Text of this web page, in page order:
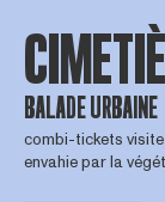
BALADE URBAINE
combi-tickets visite
envahie par la